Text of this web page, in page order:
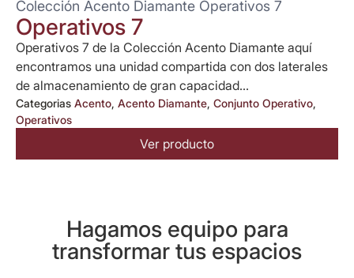
Colección Acento Diamante Operativos 7
Operativos 7
Operativos 7 de la Colección Acento Diamante aquí
encontramos una unidad compartida con dos laterales
de almacenamiento de gran capacidad...
Categorias Acento, Acento Diamante, Conjunto Operativo,
Operativos
Ver producto
Hagamos equipo para
transformar tus espacios